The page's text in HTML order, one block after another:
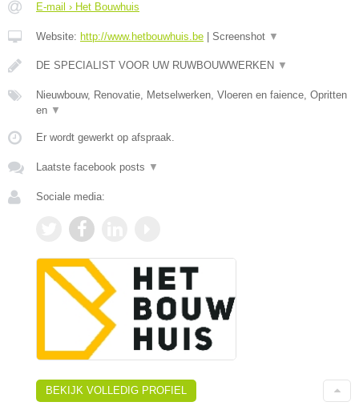
E-mail › Het Bouwhuis
Website: http://www.hetbouwhuis.be Screenshot ▼
DE SPECIALIST VOOR UW RUWBOUWWERKEN ▼
Nieuwbouw, Renovatie, Metselwerken, Vloeren en faience, Opritten
en ▼
Er wordt gewerkt op afspraak.
Laatste facebook posts ▼
Sociale media:
BEKIJK VOLLEDIG PROFIEL